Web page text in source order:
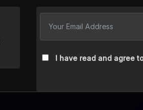
I have read and agree